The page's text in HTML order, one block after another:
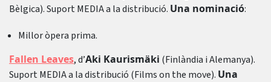
Bèlgica). Suport MEDIA a la distribució. Una nominació:
Millor òpera prima.
Fallen Leaves, d’Aki Kaurismäki (Finlàndia i Alemanya).
Suport MEDIA a la distribució (Films on the move). Una